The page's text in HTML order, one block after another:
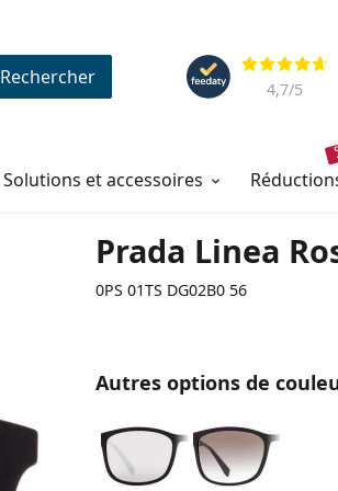
Évaluation
4,7/5
Rechercher
Solutions et accessoires
Prada Linea
0PS 01TS DG02B0 56
Autres options de